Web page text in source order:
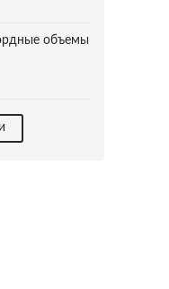
объемы